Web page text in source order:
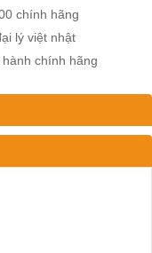
chính hãng
lý việt nhật
chính hãng